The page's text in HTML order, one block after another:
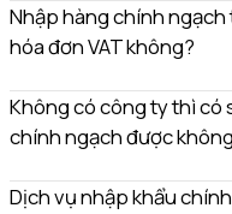
Nhập hàng chính ngạch
hóa đơn VAT không?
Không có công ty thì có
chính ngạch được
Dịch vụ nhập khẩu